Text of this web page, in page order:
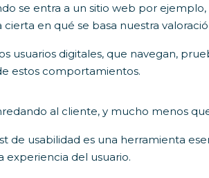
se entra a un sitio web por
en qué se basa nuestra
usuarios digitales, que navegan,
estos comportamientos.
al cliente, y mucho menos
de usabilidad es una herramienta
del usuario.